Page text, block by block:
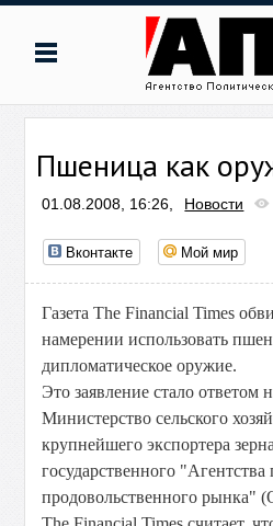
Пшеница как
01.08.2008, 16:26, Новости
Вконтакте Мой мир
Газета The Financial Times
намерении использовать
дипломатическое оружие.
Это заявление стало ответом
Министерство сельского
крупнейшего экспортера
государственного
продовольственного